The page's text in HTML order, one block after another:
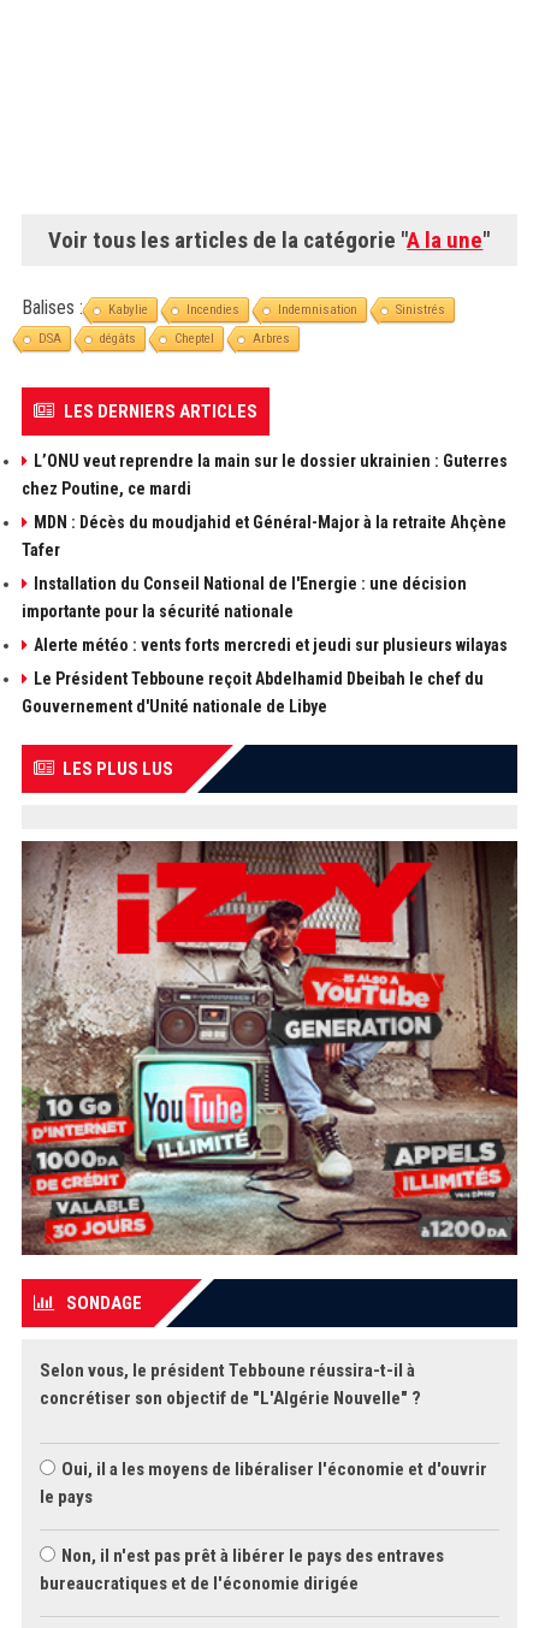
Voir tous les articles de la catégorie "A la une"
Balises : Kabylie Incendies Indemnisation
Sinistrés
DSA
dégâts Cheptel Arbres
LES DERNIERS ARTICLES
L’ONU veut reprendre la main sur le dossier ukrainien : Guterres
chez Poutine, ce mardi
MDN : Décès du moudjahid et Général-Major à la retraite Ahçène
Tafer
Installation du Conseil National de l'Energie : une décision
importante pour la sécurité nationale
Alerte météo : vents forts mercredi et jeudi sur plusieurs wilayas
Le Président Tebboune reçoit Abdelhamid Dbeibah le chef du
Gouvernement d'Unité nationale de Libye
LES PLUS LUS
SONDAGE
Selon vous, le président Tebboune réussira-t-il à
concrétiser son objectif de "L'Algérie Nouvelle" ?
Oui, il a les moyens de libéraliser l'économie et d'ouvrir
le pays
Non, il n'est pas prêt à libérer le pays des entraves
bureaucratiques et de l'économie dirigée